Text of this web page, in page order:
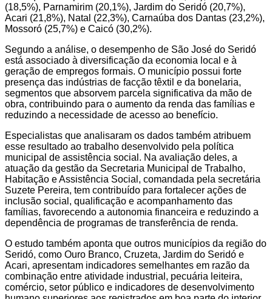
(18,5%), Parnamirim (20,1%), Jardim do Seridó (20,7%),
Acari (21,8%), Natal (22,3%), Carnaúba dos Dantas (23,2%),
Mossoró (25,7%) e Caicó (30,2%).
Segundo a análise, o desempenho de São José do Seridó
está associado à diversificação da economia local e à
geração de empregos formais. O município possui forte
presença das indústrias de facção têxtil e da bonelaria,
segmentos que absorvem parcela significativa da mão de
obra, contribuindo para o aumento da renda das famílias e
reduzindo a necessidade de acesso ao benefício.
Especialistas que analisaram os dados também atribuem
esse resultado ao trabalho desenvolvido pela política
municipal de assistência social. Na avaliação deles, a
atuação da gestão da Secretaria Municipal de Trabalho,
Habitação e Assistência Social, comandada pela secretária
Suzete Pereira, tem contribuído para fortalecer ações de
inclusão social, qualificação e acompanhamento das
famílias, favorecendo a autonomia financeira e reduzindo a
dependência de programas de transferência de renda.
O estudo também aponta que outros municípios da região do
Seridó, como Ouro Branco, Cruzeta, Jardim do Seridó e
Acari, apresentam indicadores semelhantes em razão da
combinação entre atividade industrial, pecuária leiteira,
comércio, setor público e indicadores de desenvolvimento